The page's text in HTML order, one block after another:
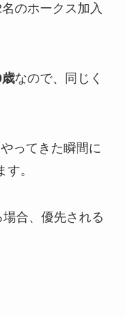
のホークス加入
なので、同じく
ってきた瞬間に
。
合、優先される